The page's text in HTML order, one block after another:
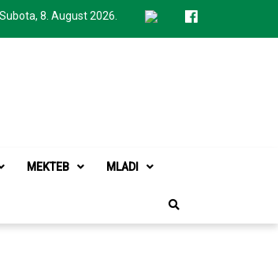
8. August 2026.
MEKTEB MLADI